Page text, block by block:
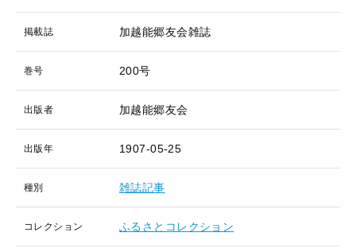
掲載誌 加越能郷友会雑誌
巻号 200号
出版者 加越能郷友会
出版年 1907-05-25
種別 雑誌記事
コレクション ふるさとコレクション